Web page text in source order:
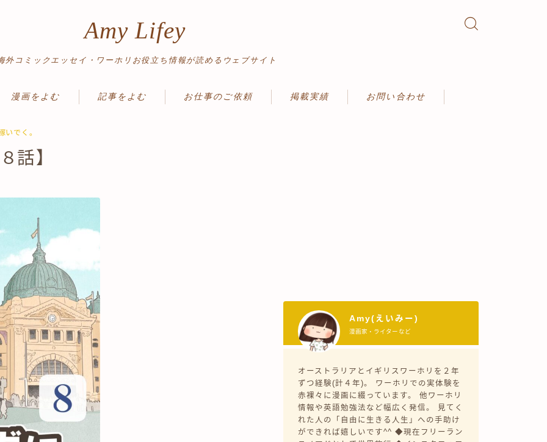
Amy Lifey
外コミックエッセイ・ワーホリお役立ち情報が読めるウェブサイト
漫画をよむ
み切り
記事をよむ お仕事のご依頼 掲載実績 お問い合わせ
いでく。
話】
Amy(えいみー)
漫画家・ライターなど
オーストラリアとイギリスワーホリを２年
ずつ経験(計４年)。 ワーホリでの実体験を
赤裸々に漫画に綴っています。 他ワーホリ
情報や英語勉強法など幅広く発信。 見てく
れた人の「自由に生きる人生」への手助け
ができれば嬉しいです^^ ◆現在フリーラン